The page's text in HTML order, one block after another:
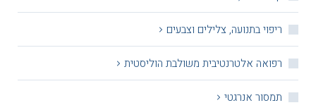
ריפוי בתנועה, צלילים וצבעים
רפואה אלטרנטיבית משולבת הוליסטית
תמסור אנרגטי